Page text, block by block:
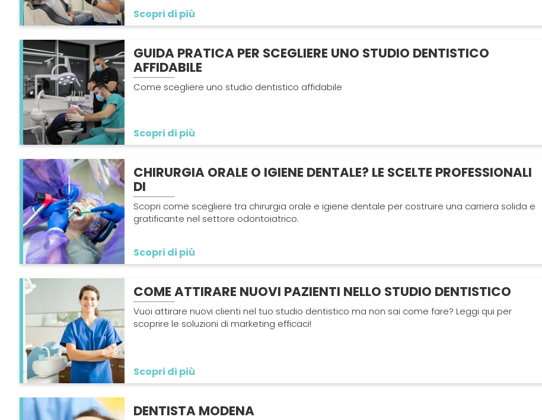
Scopri di più
GUIDA PRATICA PER SCEGLIERE UNO STUDIO DENTISTICO
AFFIDABILE
Come scegliere uno studio dentistico affidabile
Scopri di più
CHIRURGIA ORALE O IGIENE DENTALE? LE SCELTE PROFESSIONALI
DI
Scopri come scegliere tra chirurgia orale e igiene dentale per costruire una carriera solida e
gratificante nel settore odontoiatrico.
Scopri di più
COME ATTIRARE NUOVI PAZIENTI NELLO STUDIO DENTISTICO
Vuoi attirare nuovi clienti nel tuo studio dentistico ma non sai come fare? Leggi qui per
scoprire le soluzioni di marketing efficaci!
Scopri di più
DENTISTA MODENA